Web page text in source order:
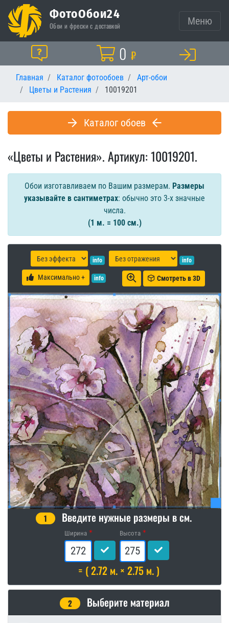
ФотоОбои24
Обои и фрески с доставкой Меню
Помощь Корзина
0 ₽
Главная Каталог фотообоев
Арт-обои
Цветы и Растения
10019201
Каталог обоев
«Цветы и Растения». Артикул: 10019201.
Обои изготавливаем по Вашим размерам. Размеры
указывайте в сантиметрах: обычно это 3-х значные
числа.
(1 м. = 100 см.)
info info
Максимально + info Смотреть в 3D
1 Введите нужные размеры в см.
Ширина Высота
= ( 2.72 м. × 2.75 м. )
2 Выберите материал